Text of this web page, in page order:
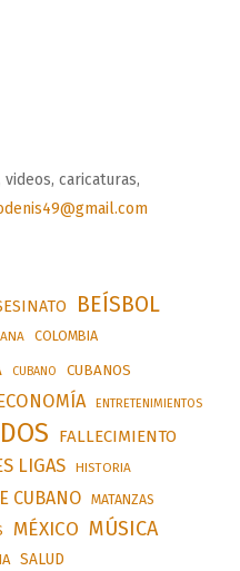
caricaturas,
BEÍSBOL
COLOMBIA
CUBANO CUBANOS
ENTRETENIMIENTOS
FALLECIMIENTO
LIGAS HISTORIA
CUBANO MATANZAS
MÉXICO MÚSICA
SALUD